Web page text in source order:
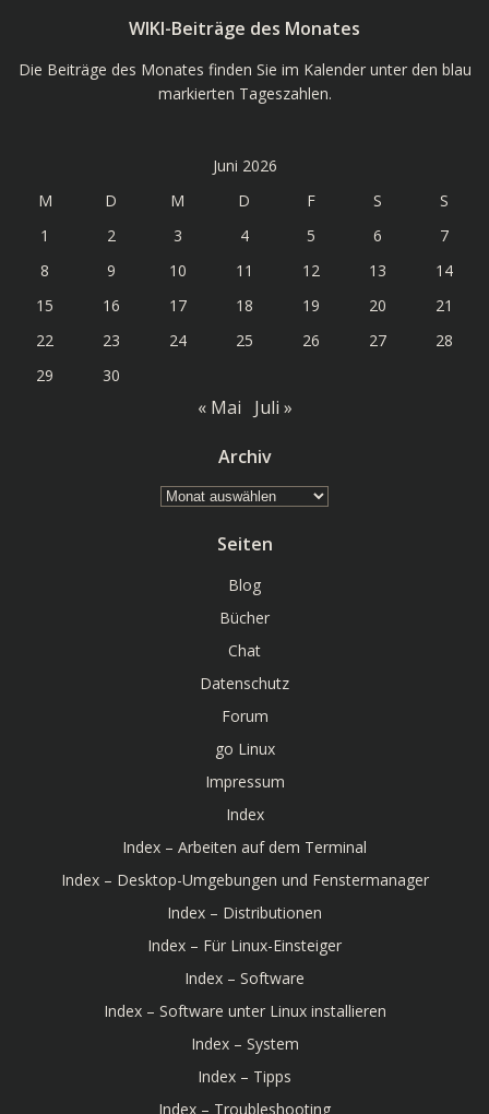
WIKI-Beiträge des Monates
Die Beiträge des Monates finden Sie im Kalender unter den blau
markierten Tageszahlen.
Juni 2026
M
D M D F S
S
1
2 3 4 5 6
7
8
9 10 11 12 13
14
15
16 17 18 19 20
21
22
23 24 25 26 27
28
29
30
« Mai Juli »
Archiv
Archiv
Seiten
Blog
Bücher
Chat
Datenschutz
Forum
go Linux
Impressum
Index
Index – Arbeiten auf dem Terminal
Index – Desktop-Umgebungen und Fenstermanager
Index – Distributionen
Index – Für Linux-Einsteiger
Index – Software
Index – Software unter Linux installieren
Index – System
Index – Tipps
Index – Troubleshooting